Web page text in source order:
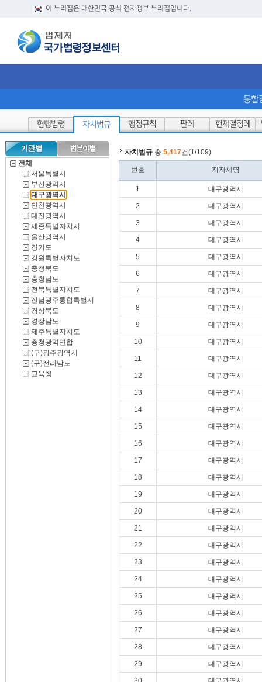
이 누리집은 대한민국 공식 전자정부 누리집입니다.
통합
현행법령 자치법규 행정규칙 판례 헌재결정례
전체
서울특별시
부산광역시
대구광역시
인천광역시
대전광역시
세종특별자치시
울산광역시
경기도
강원특별자치도
충청북도
충청남도
전북특별자치도
전남광주통합특별시
경상북도
경상남도
제주특별자치도
충청광역연합
(구)광주광역시
(구)전라남도
교육청
자치법규 총 5,417건(1/109)
번호 지자체명
1 대구광역시
2 대구광역시
3 대구광역시
4 대구광역시
5 대구광역시
6 대구광역시
7 대구광역시
8 대구광역시
9 대구광역시
10 대구광역시
11 대구광역시
12 대구광역시
13 대구광역시
14 대구광역시
15 대구광역시
16 대구광역시
17 대구광역시
18 대구광역시
19 대구광역시
20 대구광역시
21 대구광역시
22 대구광역시
23 대구광역시
24 대구광역시
25 대구광역시
26 대구광역시
27 대구광역시
28 대구광역시
29 대구광역시